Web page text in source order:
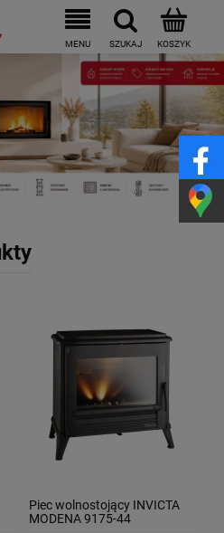
Piec wolnostojący INVICTA
MODENA 9175-44